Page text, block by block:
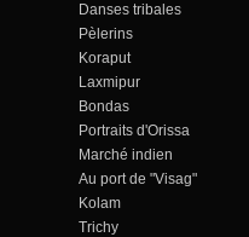
Danses tribales
Pèlerins
Koraput
Laxmipur
Bondas
Portraits d'Orissa
Marché indien
Au port de "Visag"
Kolam
Trichy